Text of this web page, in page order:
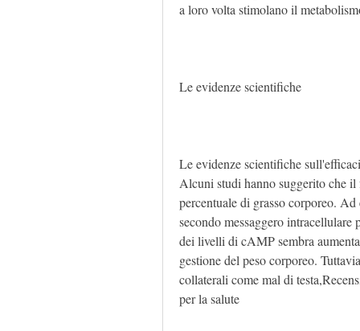
a loro volta stimolano il
Le evidenze scientifiche
Le evidenze scientifiche
Alcuni studi hanno suggerito che
percentuale di grasso corporeo.
secondo messaggero
dei livelli di cAMP sembra
gestione del peso corporeo.
collaterali come mal di
per la salute